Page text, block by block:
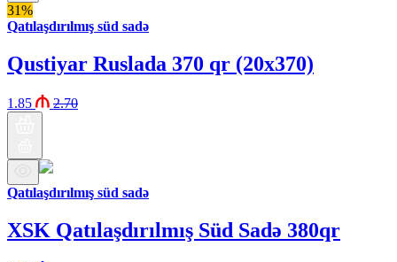
31%
Qatılaşdırılmış süd sadə
Qustiyar Ruslada 370 qr (20x370)
1.85 2.70
Qatılaşdırılmış süd sadə
XSK Qatılaşdırılmış Süd Sadə 380qr